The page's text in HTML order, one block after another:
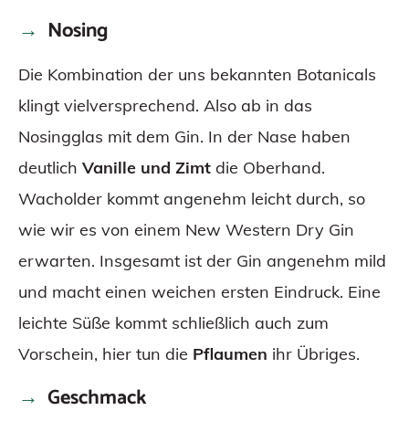
Nosing
Die Kombination der uns bekannten Botanicals
klingt vielversprechend. Also ab in das
Nosingglas mit dem Gin. In der Nase haben
deutlich Vanille und Zimt die Oberhand.
Wacholder kommt angenehm leicht durch, so
wie wir es von einem New Western Dry Gin
erwarten. Insgesamt ist der Gin angenehm mild
und macht einen weichen ersten Eindruck. Eine
leichte Süße kommt schließlich auch zum
Vorschein, hier tun die Pflaumen ihr Übriges.
Geschmack